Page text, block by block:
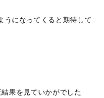
うになってくると期待して
果を見ていかがでした